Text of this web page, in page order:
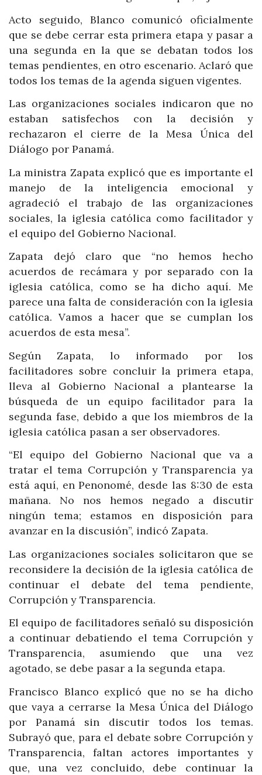
Acto seguido, Blanco comunicó oficialmente
que se debe cerrar esta primera etapa y pasar a
una segunda en la que se debatan todos los
temas pendientes, en otro escenario. Aclaró que
todos los temas de la agenda siguen vigentes.
Las organizaciones sociales indicaron que no
estaban satisfechos con la decisión y
rechazaron el cierre de la Mesa Única del
Diálogo por Panamá.
La ministra Zapata explicó que es importante el
manejo de la inteligencia emocional y
agradeció el trabajo de las organizaciones
sociales, la iglesia católica como facilitador y
el equipo del Gobierno Nacional.
Zapata dejó claro que “no hemos hecho
acuerdos de recámara y por separado con la
iglesia católica, como se ha dicho aquí. Me
parece una falta de consideración con la iglesia
católica. Vamos a hacer que se cumplan los
acuerdos de esta mesa”.
Según Zapata, lo informado por los
facilitadores sobre concluir la primera etapa,
lleva al Gobierno Nacional a plantearse la
búsqueda de un equipo facilitador para la
segunda fase, debido a que los miembros de la
iglesia católica pasan a ser observadores.
“El equipo del Gobierno Nacional que va a
tratar el tema Corrupción y Transparencia ya
está aquí, en Penonomé, desde las 8:30 de esta
mañana. No nos hemos negado a discutir
ningún tema; estamos en disposición para
avanzar en la discusión”, indicó Zapata.
Las organizaciones sociales solicitaron que se
reconsidere la decisión de la iglesia católica de
continuar el debate del tema pendiente,
Corrupción y Transparencia.
El equipo de facilitadores señaló su disposición
a continuar debatiendo el tema Corrupción y
Transparencia, asumiendo que una vez
agotado, se debe pasar a la segunda etapa.
Francisco Blanco explicó que no se ha dicho
que vaya a cerrarse la Mesa Única del Diálogo
por Panamá sin discutir todos los temas.
Subrayó que, para el debate sobre Corrupción y
Transparencia, faltan actores importantes y
que, una vez concluido, debe continuar la